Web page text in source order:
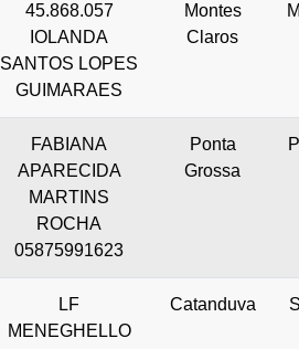
45.868.057
IOLANDA
SANTOS LOPES
GUIMARAES
Montes
Claros
FABIANA
APARECIDA
MARTINS
ROCHA
05875991623
Ponta
Grossa
LF
MENEGHELLO
Catanduva